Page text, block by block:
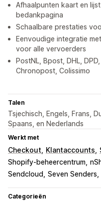
Afhaalpunten kaart en
bedankpagina
Schaalbare prestaties
Eenvoudige integratie
voor alle vervoerders
PostNL, Bpost, DHL,
Chronopost, Colissimo
Talen
Tsjechisch, Engels, Frans,
Spaans, en Nederlands
Werkt met
Checkout Klantaccounts
Shopify-beheercentrum
Sendcloud
Seven Senders
Categorieën